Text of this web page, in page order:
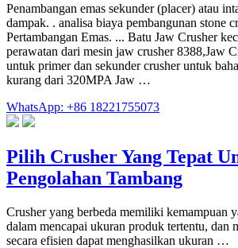
Penambangan emas sekunder (placer) atau
dampak. . analisa biaya pembangunan stone
Pertambangan Emas. ... Batu Jaw Crusher
perawatan dari mesin jaw crusher 8388,Jaw
untuk primer dan sekunder crusher untuk
kurang dari 320MPA Jaw …
WhatsApp: +86 18221755073
Pilih Crusher Yang Tepat
Pengolahan Tambang
Crusher yang berbeda memiliki kemampuan
dalam mencapai ukuran produk tertentu, dan
secara efisien dapat menghasilkan ukuran …